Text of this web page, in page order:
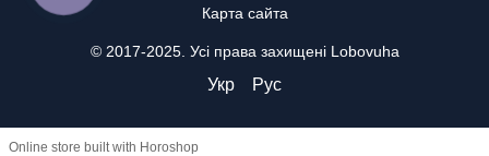
Карта сайта
© 2017-2025. Усі права захищені Lobovuha
Укр Рус
Online store built with Horoshop